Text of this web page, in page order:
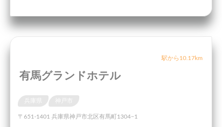
駅から10.17km
有馬グランドホテル
〒651-1401 兵庫県神戸市北区有馬町1304−1